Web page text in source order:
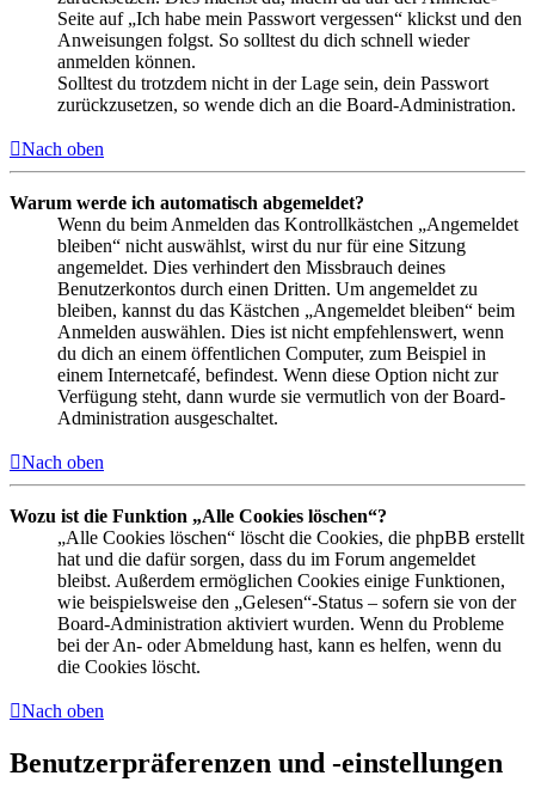
Seite auf „Ich habe mein Passwort vergessen“ klickst und den
Anweisungen folgst. So solltest du dich schnell wieder
anmelden können.
Solltest du trotzdem nicht in der Lage sein, dein Passwort
zurückzusetzen, so wende dich an die Board-Administration.
Nach oben
Warum werde ich automatisch abgemeldet?
Wenn du beim Anmelden das Kontrollkästchen „Angemeldet
bleiben“ nicht auswählst, wirst du nur für eine Sitzung
angemeldet. Dies verhindert den Missbrauch deines
Benutzerkontos durch einen Dritten. Um angemeldet zu
bleiben, kannst du das Kästchen „Angemeldet bleiben“ beim
Anmelden auswählen. Dies ist nicht empfehlenswert, wenn
du dich an einem öffentlichen Computer, zum Beispiel in
einem Internetcafé, befindest. Wenn diese Option nicht zur
Verfügung steht, dann wurde sie vermutlich von der Board-
Administration ausgeschaltet.
Nach oben
Wozu ist die Funktion „Alle Cookies löschen“?
„Alle Cookies löschen“ löscht die Cookies, die phpBB erstellt
hat und die dafür sorgen, dass du im Forum angemeldet
bleibst. Außerdem ermöglichen Cookies einige Funktionen,
wie beispielsweise den „Gelesen“-Status – sofern sie von der
Board-Administration aktiviert wurden. Wenn du Probleme
bei der An- oder Abmeldung hast, kann es helfen, wenn du
die Cookies löscht.
Nach oben
Benutzerpräferenzen und -einstellungen